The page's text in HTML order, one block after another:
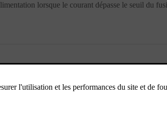
lorsque le courant dépasse le seuil du